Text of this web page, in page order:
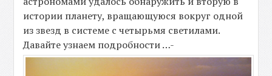
истории планету, вращающуюся вокруг одной
из звезд в системе с четырьмя светилами.
Давайте узнаем подробности …-